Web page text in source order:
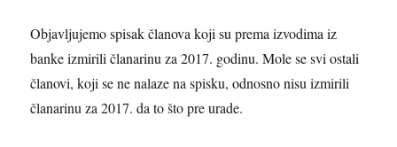
Objavljujemo spisak članova koji su prema izvodima iz
banke izmirili članarinu za 2017. godinu. Mole se svi ostali
članovi, koji se ne nalaze na spisku, odnosno nisu izmirili
članarinu za 2017. da to što pre urade.